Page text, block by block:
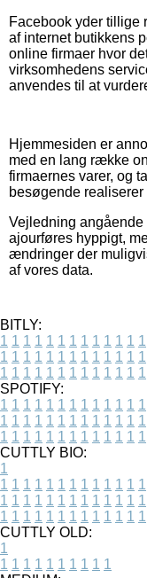
Facebook yder
af internet butikkens
online firmaer hvor
virksomhedens
anvendes til at
Hjemmesiden er
med en lang række
firmaernes varer, og
besøgende realiserer
Vejledning
ajourføres hyppigt,
ændringer der
af vores data.
BITLY:
1 1 1 1 1 1 1 1 1 1 1 1 1
1 1 1 1 1 1 1 1 1 1 1 1 1
1 1 1 1 1 1 1 1 1 1 1 1 1
SPOTIFY:
1 1 1 1 1 1 1 1 1 1 1 1 1
1 1 1 1 1 1 1 1 1 1 1 1 1
1 1 1 1 1 1 1 1 1 1 1 1 1
CUTTLY BIO:
1
1 1 1 1 1 1 1 1 1 1 1 1 1
1 1 1 1 1 1 1 1 1 1 1 1 1
1 1 1 1 1 1 1 1 1 1 1 1 1
CUTTLY OLD:
1
1 1 1 1 1 1 1 1 1 1